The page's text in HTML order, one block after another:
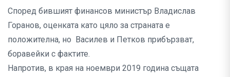
Според бившият финансов министър Владислав
Горанов, оценката като цяло за страната е
положителна, но Василев и Петков прибързват,
боравейки с фактите.
Напротив, в края на ноември 2019 година същата